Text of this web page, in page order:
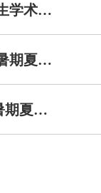
关于召开合肥综合性国家科学中心大健康研究院2024年首届研究生学术年会的通知
优硕汇聚计划丨安徽医科大学基础医学院2024年全国优秀大学生暑期夏令营——大健康研究院分营
优硕汇聚计划 | 安徽医科大学基础医学院2024年全国优秀大学生暑期夏令营招生通知